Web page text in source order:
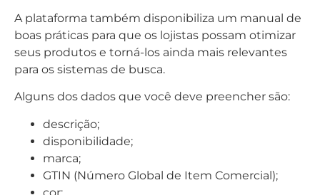
A plataforma também disponibiliza um manual de
boas práticas para que os lojistas possam otimizar
seus produtos e torná-los ainda mais relevantes
para os sistemas de busca.
Alguns dos dados que você deve preencher são:
descrição;
disponibilidade;
marca;
GTIN (Número Global de Item Comercial);